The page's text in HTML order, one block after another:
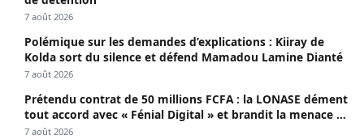
7 août 2026
Polémique sur les demandes d’explications : Kiiray de
Kolda sort du silence et défend Mamadou Lamine Dianté
7 août 2026
Prétendu contrat de 50 millions FCFA : la LONASE dément
tout accord avec « Fénial Digital » et brandit la menace de
poursuites
7 août 2026